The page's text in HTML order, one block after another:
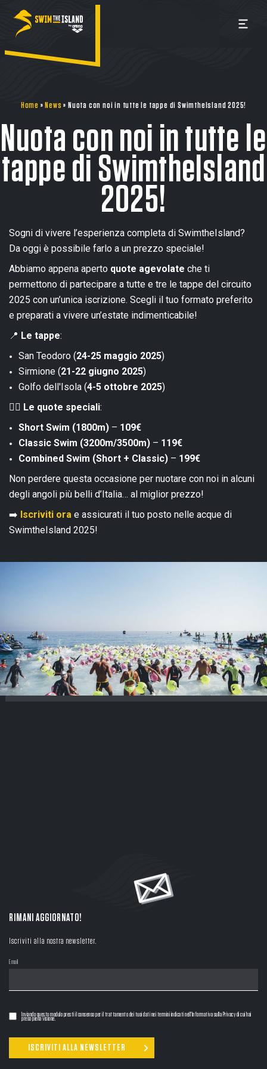
Home » News » Nuota con noi in tutte le tappe di SwimtheIsland 2025!
Nuota con noi in tutte le
tappe di SwimtheIsland
2025!
Sogni di vivere l’esperienza completa di SwimtheIsland?
Da oggi è possibile farlo a un prezzo speciale!
Abbiamo appena aperto quote agevolate che ti
permettono di partecipare a tutte e tre le tappe del circuito
2025 con un’unica iscrizione. Scegli il tuo formato preferito
e preparati a vivere un’estate indimenticabile!
📍 Le tappe:
San Teodoro (24-25 maggio 2025)
Sirmione (21-22 giugno 2025)
Golfo dell'Isola (4-5 ottobre 2025)
🏊‍♂️ Le quote speciali:
Short Swim (1800m) – 109€
Classic Swim (3200m/3500m) – 119€
Combined Swim (Short + Classic) – 199€
Non perdere questa occasione per nuotare con noi in alcuni
degli angoli più belli d’Italia… al miglior prezzo!
➡️ Iscriviti ora e assicurati il tuo posto nelle acque di
SwimtheIsland 2025!
RIMANI AGGIORNATO!
Iscriviti alla nostra newsletter.
Email
Inviando questo modulo presti il consenso per il trattamento dei tuoi dati nei termini indicati nell'Informativa sulla Privacy di cui hai
preso piena visione.